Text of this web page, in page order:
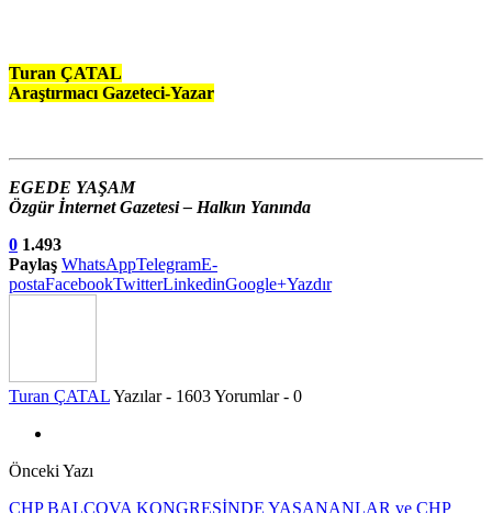
Turan ÇATAL
Araştırmacı Gazeteci-Yazar
EGEDE YAŞAM
Özgür İnternet Gazetesi – Halkın Yanında
0 1.493
Paylaş WhatsAppTelegramE-
postaFacebookTwitterLinkedinGoogle+Yazdır
Turan ÇATALYazılar - 1603Yorumlar - 0
Önceki Yazı
CHP BALÇOVA KONGRESİNDE YAŞANANLAR ve CHP